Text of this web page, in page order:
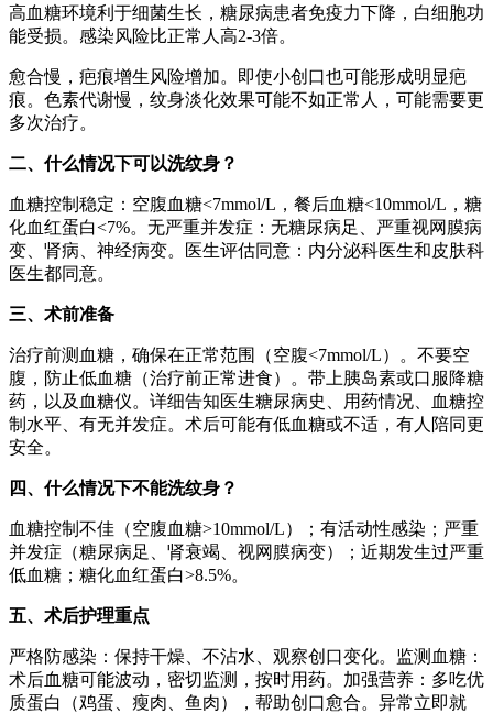
高血糖环境利于细菌生长，糖尿病患者免疫力下降，白细胞功
能受损。感染风险比正常人高2-3倍。
愈合慢，疤痕增生风险增加。即使小创口也可能形成明显疤
痕。色素代谢慢，纹身淡化效果可能不如正常人，可能需要更
多次治疗。
二、什么情况下可以洗纹身？
血糖控制稳定：空腹血糖<7mmol/L，餐后血糖<10mmol/L，糖
化血红蛋白<7%。无严重并发症：无糖尿病足、严重视网膜病
变、肾病、神经病变。医生评估同意：内分泌科医生和皮肤科
医生都同意。
三、术前准备
治疗前测血糖，确保在正常范围（空腹<7mmol/L）。不要空
腹，防止低血糖（治疗前正常进食）。带上胰岛素或口服降糖
药，以及血糖仪。详细告知医生糖尿病史、用药情况、血糖控
制水平、有无并发症。术后可能有低血糖或不适，有人陪同更
安全。
四、什么情况下不能洗纹身？
血糖控制不佳（空腹血糖>10mmol/L）；有活动性感染；严重
并发症（糖尿病足、肾衰竭、视网膜病变）；近期发生过严重
低血糖；糖化血红蛋白>8.5%。
五、术后护理重点
严格防感染：保持干燥、不沾水、观察创口变化。监测血糖：
术后血糖可能波动，密切监测，按时用药。加强营养：多吃优
质蛋白（鸡蛋、瘦肉、鱼肉），帮助创口愈合。异常立即就